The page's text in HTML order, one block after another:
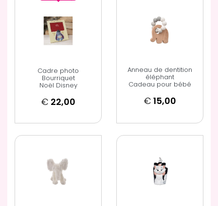
Cadre photo
Bourriquet
Noël Disney
€ 22,00
Anneau de dentition
éléphant
Cadeau pour bébé
€ 15,00